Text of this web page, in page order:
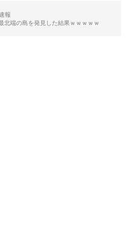
報
北端の島を発見した結果ｗｗｗｗｗ